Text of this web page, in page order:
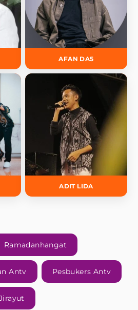
AFAN DA5
ADIT LIDA
Ramadanhangat
Antv Pesbukers Antv